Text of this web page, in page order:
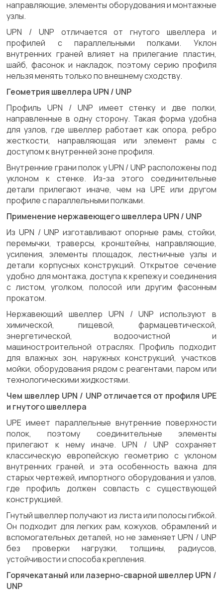
направляющие, элементы оборудования и монтажные
узлы.
UPN / UNP отличается от гнутого швеллера и
профилей с параллельными полками. Уклон
внутренних граней влияет на прилегание пластин,
шайб, фасонок и накладок, поэтому серию профиля
нельзя менять только по внешнему сходству.
Геометрия швеллера UPN / UNP
Профиль UPN / UNP имеет стенку и две полки,
направленные в одну сторону. Такая форма удобна
для узлов, где швеллер работает как опора, ребро
жесткости, направляющая или элемент рамы с
доступом к внутренней зоне профиля.
Внутренние грани полок у UPN / UNP расположены под
уклоном к стенке. Из-за этого соединительные
детали прилегают иначе, чем на UPE или другом
профиле с параллельными полками.
Применение нержавеющего швеллера UPN / UNP
Из UPN / UNP изготавливают опорные рамы, стойки,
перемычки, траверсы, кронштейны, направляющие,
усиления, элементы площадок, лестничные узлы и
детали корпусных конструкций. Открытое сечение
удобно для монтажа, доступа к крепежу и соединения
с листом, уголком, полосой или другим фасонным
прокатом.
Нержавеющий швеллер UPN / UNP используют в
химической, пищевой, фармацевтической,
энергетической, водоочистной и
машиностроительной отраслях. Профиль подходит
для влажных зон, наружных конструкций, участков
мойки, оборудования рядом с реагентами, паром или
технологическими жидкостями.
Чем швеллер UPN / UNP отличается от профиля UPE
и гнутого швеллера
UPE имеет параллельные внутренние поверхности
полок, поэтому соединительные элементы
прилегают к нему иначе. UPN / UNP сохраняет
классическую европейскую геометрию с уклоном
внутренних граней, и эта особенность важна для
старых чертежей, импортного оборудования и узлов,
где профиль должен совпасть с существующей
конструкцией.
Гнутый швеллер получают из листа или полосы гибкой.
Он подходит для легких рам, кожухов, обрамлений и
вспомогательных деталей, но не заменяет UPN / UNP
без проверки нагрузки, толщины, радиусов,
устойчивости и способа крепления.
Горячекатаный или лазерно-сварной швеллер UPN /
UNP